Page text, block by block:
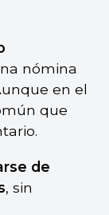
nómina
en el
que
de
, sin